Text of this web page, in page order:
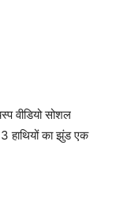
वीडियो सोशल
हाथियों का झुंड एक